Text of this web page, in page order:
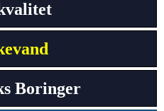
Boringer